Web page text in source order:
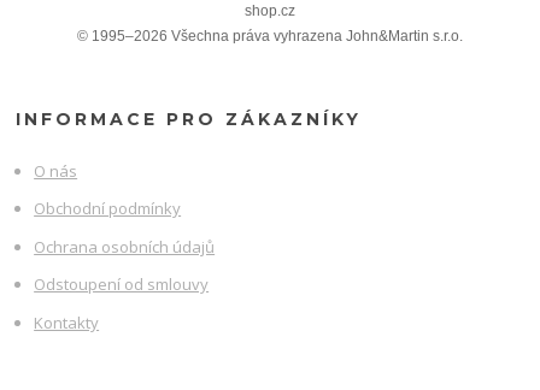
shop.cz
© 1995–2026 Všechna práva vyhrazena John&Martin s.r.o.
INFORMACE PRO ZÁKAZNÍKY
O nás
Obchodní podmínky
Ochrana osobních údajů
Odstoupení od smlouvy
Kontakty